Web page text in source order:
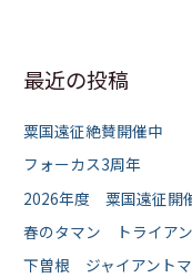
:最近の投稿
粟国遠征絶賛開催中
フォーカス3周年
2026年度 粟国遠征開
春のタマン トライア
下曽根 ジャイアント